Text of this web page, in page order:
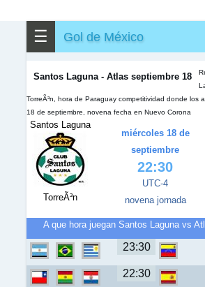
☰ Gol de México
Santos Laguna - Atlas septiembre 18
TorreÃ³n, hora de Paraguay competitividad donde los
18 de septiembre, novena fecha en Nuevo Corona
Santos Laguna
TorreÃ³n
miércoles 18 de
septiembre
22:30
UTC-4
novena jornada
A que hora juegan Santos Laguna vs
23:30
22:30